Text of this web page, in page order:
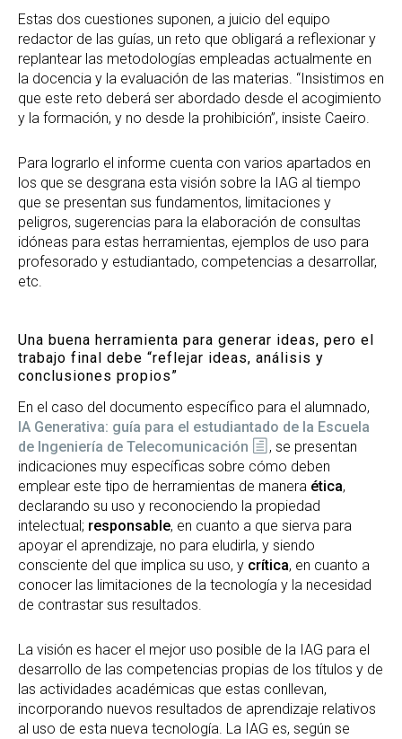
Estas dos cuestiones suponen, a juicio del equipo
redactor de las guías, un reto que obligará a reflexionar y
replantear las metodologías empleadas actualmente en
la docencia y la evaluación de las materias. “Insistimos en
que este reto deberá ser abordado desde el acogimiento
y la formación, y no desde la prohibición”, insiste Caeiro.
Para lograrlo el informe cuenta con varios apartados en
los que se desgrana esta visión sobre la IAG al tiempo
que se presentan sus fundamentos, limitaciones y
peligros, sugerencias para la elaboración de consultas
idóneas para estas herramientas, ejemplos de uso para
profesorado y estudiantado, competencias a desarrollar,
etc.
Una buena herramienta para generar ideas, pero el
trabajo final debe “reflejar ideas, análisis y
conclusiones propios”
En el caso del documento específico para el alumnado,
IA Generativa: guía para el estudiantado de la Escuela
de Ingeniería de Telecomunicación
, se presentan
indicaciones muy específicas sobre cómo deben
emplear este tipo de herramientas de manera ética,
declarando su uso y reconociendo la propiedad
intelectual; responsable, en cuanto a que sierva para
apoyar el aprendizaje, no para eludirla, y siendo
consciente del que implica su uso, y crítica, en cuanto a
conocer las limitaciones de la tecnología y la necesidad
de contrastar sus resultados.
La visión es hacer el mejor uso posible de la IAG para el
desarrollo de las competencias propias de los títulos y de
las actividades académicas que estas conllevan,
incorporando nuevos resultados de aprendizaje relativos
al uso de esta nueva tecnología. La IAG es, según se